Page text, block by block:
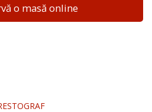
o masă online